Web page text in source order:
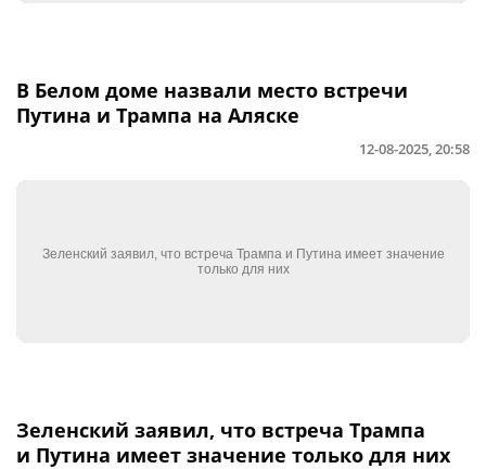
В Белом доме назвали место встречи
Путина и Трампа на Аляске
12-08-2025, 20:58
Зеленский заявил, что встреча Трампа
и Путина имеет значение только для них